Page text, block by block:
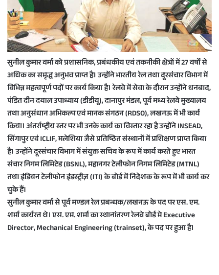
सुनील कुमार वर्मा को प्रशासनिक, प्रबंधकीय एवं तकनीकी क्षेत्रों में 27 वर्षों से
अधिक का समृद्ध अनुभव प्राप्त है। उन्होंने भारतीय रेल तथा दूरसंचार विभाग में
विभिन्न महत्वपूर्ण पदों पर कार्य किया है। रेलवे में सेवा के दौरान उन्होंने धनबाद,
पंडित दीन दयाल उपाध्याय (डीडीयू), दानापुर मंडल, पूर्व मध्य रेलवे मुख्यालय
तथा अनुसंधान अभिकल्प एवं मानक संगठन (RDSO), लखनऊ में भी कार्य
किया। अंतर्राष्ट्रीय स्तर पर भी उनके कार्य का विस्तार रहा है उन्होंने INSEAD,
सिंगापुर एवं ICLIF, मलेशिया जैसे प्रतिष्ठित संस्थानों में प्रशिक्षण प्राप्त किया
है। उन्होंने दूरसंचार विभाग में संयुक्त सचिव के रूप में कार्य करते हुए भारत
संचार निगम लिमिटेड (BSNL), महानगर टेलीफोन निगम लिमिटेड (MTNL)
तथा इंडियन टेलीफोन इंडस्ट्रीज़ (ITI) के बोर्ड में निदेशक के रूप में भी कार्य कर
चुके हैं।
सुनील कुमार वर्मा से पूर्व मण्डल रेल प्रबन्धक/लखनऊ के पद पर एस. एम.
शर्मा कार्यरत थे। एस. एम. शर्मा का स्थानांतरण रेलवे बोर्ड मे Executive
Director, Mechanical Engineering (trainset), के पद पर हुआ है।